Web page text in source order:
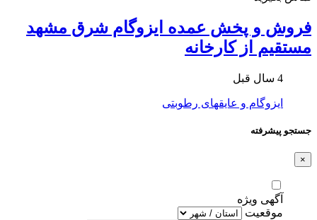
فروش و پخش عمده ایزوگام شرق مشهد
مستقیم از کارخانه
4 سال قبل
ایزوگام و عایقهای رطوبتی
جستجو پیشرفته
×
آگهی ویژه
موقعیت